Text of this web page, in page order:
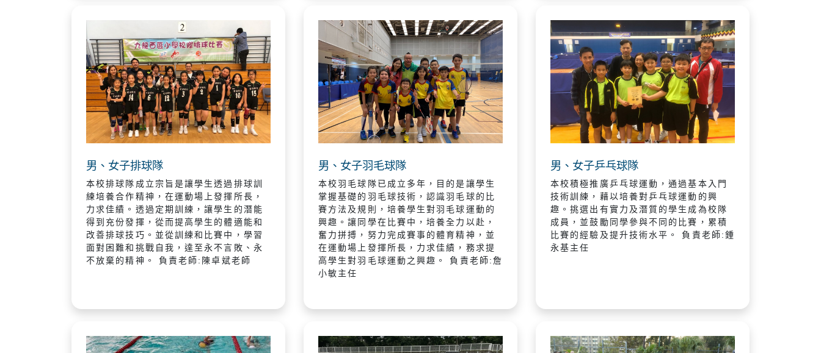
男、女子排球隊
本校排球隊成立宗旨是讓學生透過排球訓
練培養合作精神，在運動場上發揮所長，
力求佳績。透過定期訓練，讓學生的潛能
得到充份發揮，從而提高學生的體適能和
改善排球技巧。並從訓練和比賽中，學習
面對困難和挑戰自我，達至永不言敗、永
不放棄的精神。 負責老師:陳卓斌老師
男、女子羽毛球隊
本校羽毛球隊已成立多年，目的是讓學生
掌握基礎的羽毛球技術，認識羽毛球的比
賽方法及規則，培養學生對羽毛球運動的
興趣。讓同學在比賽中，培養全力以赴，
奮力拼搏，努力完成賽事的體育精神，並
在運動場上發揮所長，力求佳績，務求提
高學生對羽毛球運動之興趣。 負責老師:詹
小敏主任
男、女子乒乓球隊
本校積極推廣乒乓球運動，通過基本入門
技術訓練，藉以培養對乒乓球運動的興
趣。挑選出有實力及潛質的學生成為校隊
成員，並鼓勵同學參與不同的比賽，累積
比賽的經驗及提升技術水平。 負責老師:鍾
永基主任